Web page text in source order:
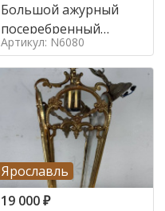
Большой ажурный
посеребренный
поднос в стиле
Артикул: N6080
Ярославль
19 000₽